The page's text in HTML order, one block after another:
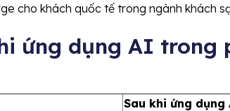
cho khách quốc tế trong ngành khách
ứng dụng AI trong
Sau khi ứng dụng